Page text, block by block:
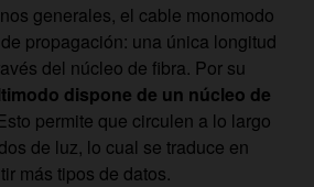
generales, el cable monomodo
propagación: una única longitud
del núcleo de fibra. Por su
dispone de un núcleo de
permite que circulen a lo largo
de luz, lo cual se traduce en
más tipos de datos.